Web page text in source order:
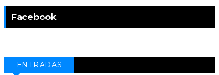
Facebook
ENTRADAS